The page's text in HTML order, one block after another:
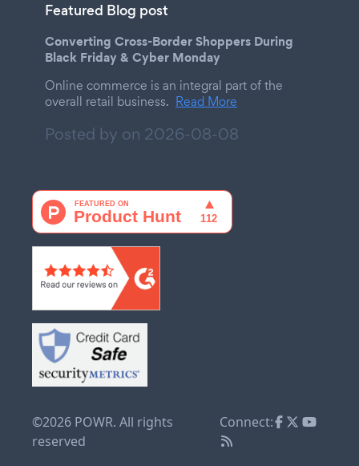
Featured Blog post
Converting Cross-Border Shoppers During
Black Friday & Cyber Monday
Online commerce is an integral part of the
overall retail business. Read More
Posted by on 2026-08-08
©2026 POWR. All rights
reserved
Connect: